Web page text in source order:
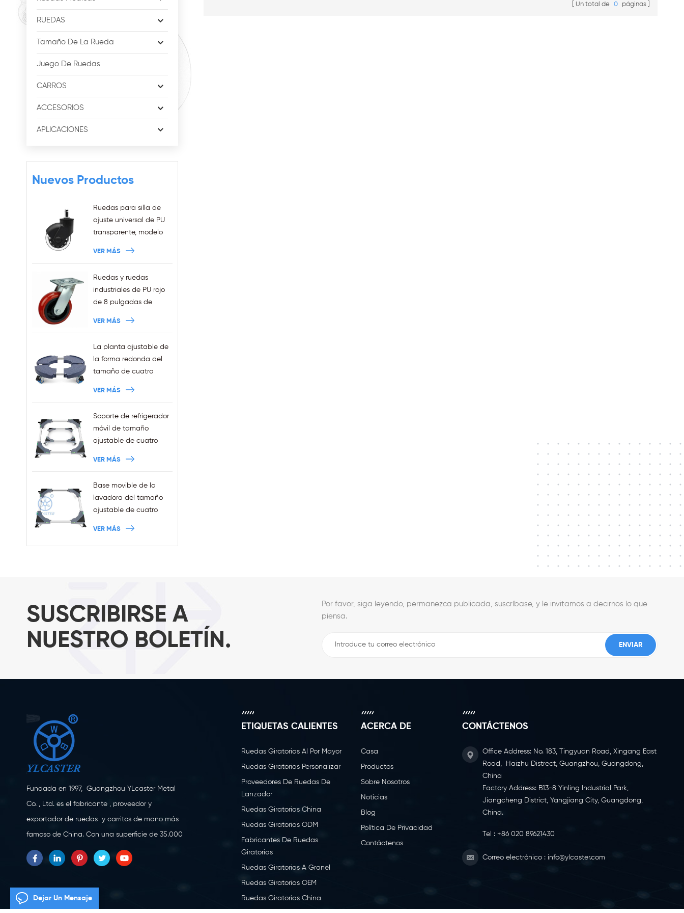
RUEDAS
Tamaño De La Rueda
Juego De Ruedas
CARROS
ACCESORIOS
APLICACIONES
Nuevos Productos
Ruedas para silla de
ajuste universal de PU
transparente, modelo
silla de oficina
enchufables, ventas al
por mayor
VER MÁS
Ruedas y ruedas
industriales de PU rojo
de 8 pulgadas de
VER MÁS
La planta ajustable de
la forma redonda del
tamaño de cuatro
VER MÁS
Soporte de refrigerador
móvil de tamaño
ajustable de cuatro
VER MÁS
Base movible de la
lavadora del tamaño
ajustable de cuatro
frenos
VER MÁS
Un total de 0 páginas
SUSCRIBIRSE A
NUESTRO BOLETÍN.
Por favor, siga leyendo, permanezca publicada, suscríbase, y le invitamos a decirnos lo que
piensa.
Fundada en 1997, Guangzhou YLcaster Metal
Co. , Ltd. es el fabricante , proveedor y
exportador de ruedas y carritos de mano más
famoso de China. Con una superficie de 35.000
metros cuadrados, ubicada en la ciudad de
Yangjiang, provincia de Guangdong, con más
dedicados a la innovación, la creación y la
producción. Como fabricante profesional de
ETIQUETAS CALIENTES
Ruedas Giratorias Al Por Mayor
Ruedas Giratorias Personalizar
Proveedores De Ruedas De
Lanzador
Ruedas Giratorias China
Ruedas Giratorias ODM
Fabricantes De Ruedas
Giratorias
Ruedas Giratorias A Granel
Ruedas Giratorias OEM
Ruedas Giratorias China
ACERCA DE
Casa
Productos
Sobre Nosotros
Noticias
Blog
Política De Privacidad
Contáctenos
CONTÁCTENOS
Office Address: No. 183, Tingyuan Road, Xingang East
Road, Haizhu Distrect, Guangzhou, Guangdong,
China
Factory Address: B13-8 Yinling Industrial Park,
Jiangcheng District, Yangjiang City, Guangdong,
China.
Tel : +86 020 89621430
Correo electrónico : info@ylcaster.com
Dejar Un Mensaje